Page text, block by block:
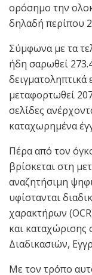
ορόσημο την
δηλαδή περίπου
Σύμφωνα με τα
ήδη σαρωθεί
δειγματοληπτικά
μεταφορτωθεί
σελίδες
καταχωρημένα
Πέρα από τον
βρίσκεται στη
αναζητήσιμη
υφίστανται
χαρακτήρων
και καταχώρισης
Διαδικασιών,
Με τον τρόπο